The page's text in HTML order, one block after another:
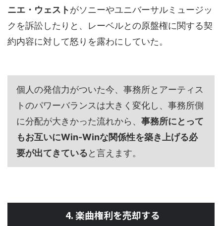
ニエ・ウェストがソニーやユニバーサルミュージッ
クを訴訟したりと、レーベルとの原盤権に関する契
約内容に対して怒りを露わにしていた。
個人の発信力がついた今、事務所とアーティス
トのパワーバランスは大きく変化し、事務所側
に分配が大きかった流れから、 事務所にとって
もお互いにWin-Winな関係性を築き上げる必
要が出てきていると言えます。
4. 楽曲権利を売却する